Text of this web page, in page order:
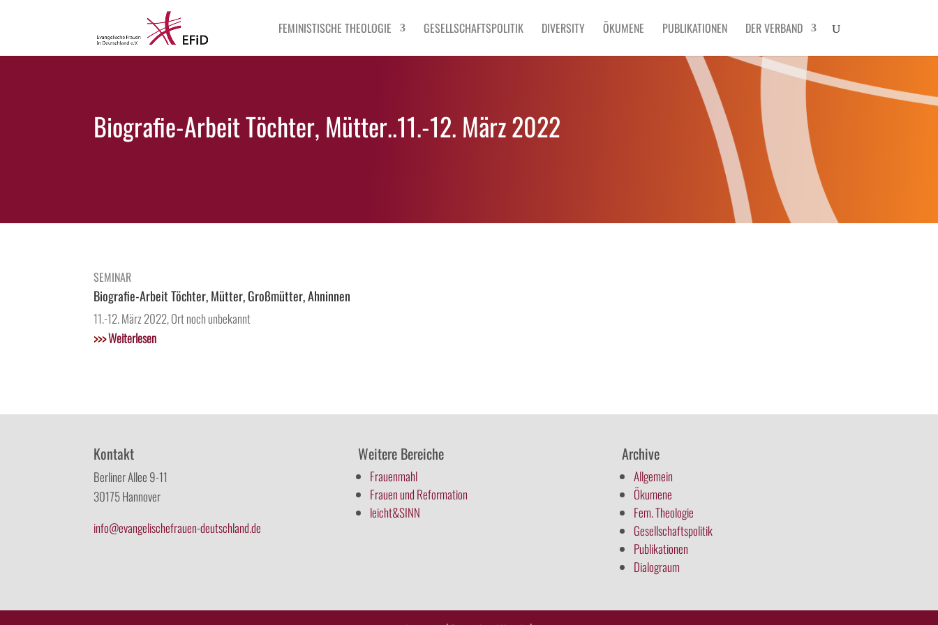
FEMINISTISCHE THEOLOGIE GESELLSCHAFTSPOLITIK DIVERSITY ÖKUMENE PUBLIKATIONEN DER VERBAND
Biografie-Arbeit Töchter, Mütter..11.-12. März 2022
SEMINAR
Biografie-Arbeit Töchter, Mütter, Großmütter, Ahninnen
11.-12. März 2022, Ort noch unbekannt
>>>Weiterlesen
Kontakt
Berliner Allee 9-11
30175 Hannover
info@evangelischefrauen-deutschland.de
Weitere Bereiche
Frauenmahl
Frauen und Reformation
leicht&SINN
Archive
Allgemein
Ökumene
Fem. Theologie
Gesellschaftspolitik
Publikationen
Dialograum